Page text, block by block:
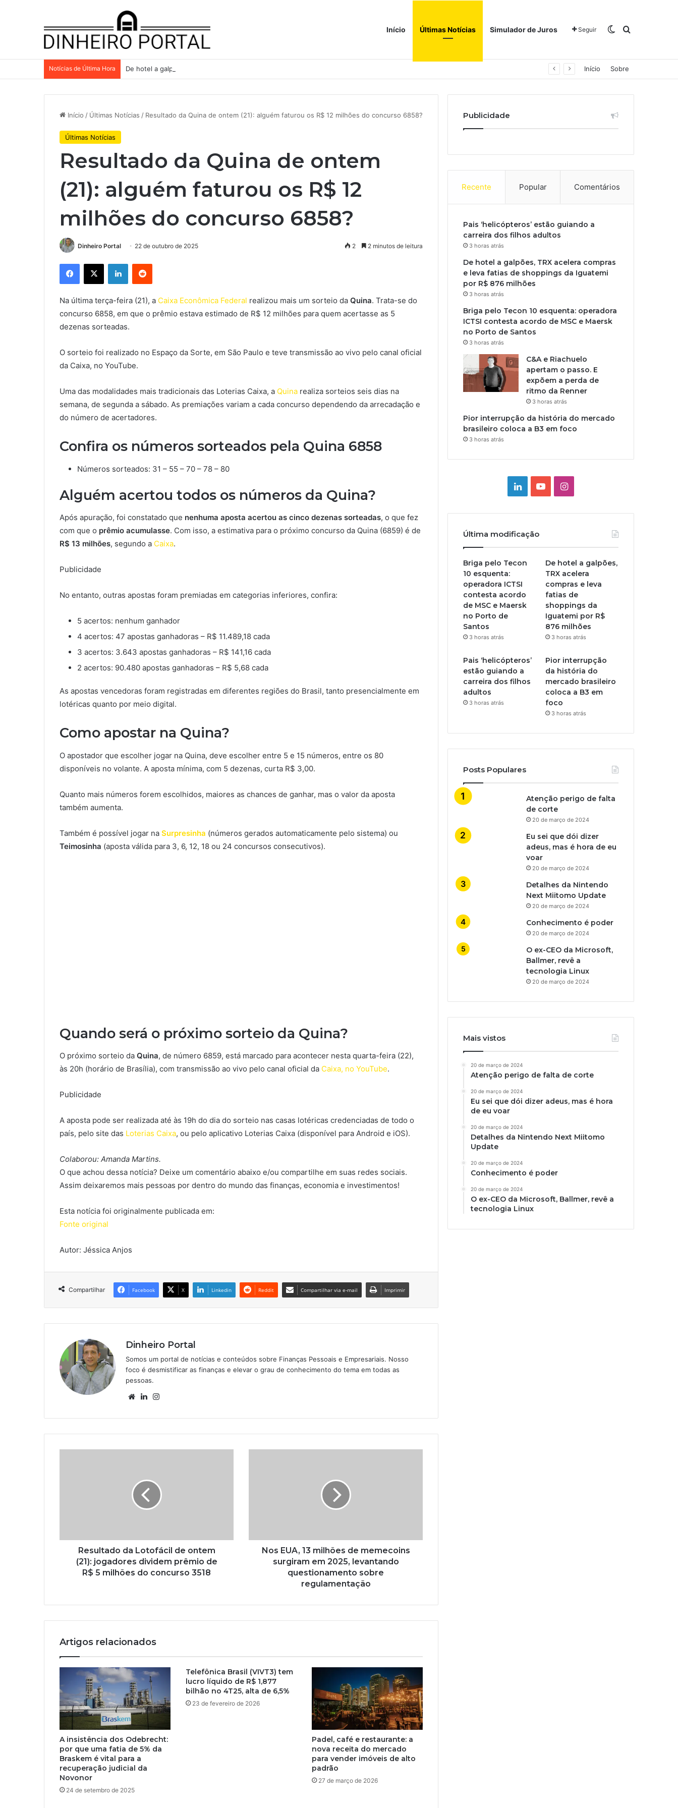
Início Últimas Notícias Simulador de Juros Seguir Switch skin
Procurar por
Notícias de Última Hora De hotel a galpões, TRX acelera compras e leva fatias de shoppings da Iguatemi por R$ 876 milhões Início Sobre
Início / Últimas Notícias / Resultado da Quina de ontem (21): alguém faturou os R$ 12 milhões do concurso 6858?
Últimas Notícias
Resultado da Quina de ontem
(21): alguém faturou os R$ 12
milhões do concurso 6858?
Dinheiro Portal 22 de outubro de 2025 2 2 minutos de leitura
Facebook
X LinkedinReddit
Na última terça-feira (21), a Caixa Econômica Federal realizou mais um sorteio da Quina. Trata-se do
concurso 6858, em que o prêmio estava estimado de R$ 12 milhões para quem acertasse as 5
dezenas sorteadas.
O sorteio foi realizado no Espaço da Sorte, em São Paulo e teve transmissão ao vivo pelo canal oficial
da Caixa, no YouTube.
Uma das modalidades mais tradicionais das Loterias Caixa, a Quina realiza sorteios seis dias na
semana, de segunda a sábado. As premiações variam a cada concurso dependendo da arrecadação e
do número de acertadores.
Confira os números sorteados pela Quina 6858
Números sorteados: 31 – 55 – 70 – 78 – 80
Alguém acertou todos os números da Quina?
Após apuração, foi constatado que nenhuma aposta acertou as cinco dezenas sorteadas, o que fez
com que o prêmio acumulasse. Com isso, a estimativa para o próximo concurso da Quina (6859) é de
R$ 13 milhões, segundo a Caixa.
Publicidade
No entanto, outras apostas foram premiadas em categorias inferiores, confira:
5 acertos: nenhum ganhador
4 acertos: 47 apostas ganhadoras – R$ 11.489,18 cada
3 acertos: 3.643 apostas ganhadoras – R$ 141,16 cada
2 acertos: 90.480 apostas ganhadoras – R$ 5,68 cada
As apostas vencedoras foram registradas em diferentes regiões do Brasil, tanto presencialmente em
lotéricas quanto por meio digital.
Como apostar na Quina?
O apostador que escolher jogar na Quina, deve escolher entre 5 e 15 números, entre os 80
disponíveis no volante. A aposta mínima, com 5 dezenas, curta R$ 3,00.
Quanto mais números forem escolhidos, maiores as chances de ganhar, mas o valor da aposta
também aumenta.
Também é possível jogar na Surpresinha (números gerados automaticamente pelo sistema) ou
Teimosinha (aposta válida para 3, 6, 12, 18 ou 24 concursos consecutivos).
Quando será o próximo sorteio da Quina?
O próximo sorteio da Quina, de número 6859, está marcado para acontecer nesta quarta-feira (22),
às 20h (horário de Brasília), com transmissão ao vivo pelo canal oficial da Caixa, no YouTube.
Publicidade
A aposta pode ser realizada até às 19h do dia do sorteio nas casas lotéricas credenciadas de todo o
país, pelo site das Loterias Caixa, ou pelo aplicativo Loterias Caixa (disponível para Android e iOS).
Colaborou: Amanda Martins.
O que achou dessa notícia? Deixe um comentário abaixo e/ou compartilhe em suas redes sociais.
Assim deixaremos mais pessoas por dentro do mundo das finanças, economia e investimentos!
Esta notícia foi originalmente publicada em:
Fonte original
Autor: Jéssica Anjos
Compartilhar Facebook X Linkedin Reddit Compartilhar via e-mail Imprimir
Dinheiro Portal
Somos um portal de notícias e conteúdos sobre Finanças Pessoais e Empresariais. Nosso
foco é desmistificar as finanças e elevar o grau de conhecimento do tema em todas as
pessoas.
WebsiteLinkedin
Resultado da Lotofácil de ontem
(21): jogadores dividem prêmio de
R$ 5 milhões do concurso 3518
Nos EUA, 13 milhões de memecoins
surgiram em 2025, levantando
questionamento sobre
regulamentação
Artigos relacionados
A insistência dos Odebrecht:
por que uma fatia de 5% da
Braskem é vital para a
recuperação judicial da
Novonor
24 de setembro de 2025
Telefônica Brasil (VIVT3) tem
lucro líquido de R$ 1,877
bilhão no 4T25, alta de 6,5%
23 de fevereiro de 2026
Padel, café e restaurante: a
nova receita do mercado
para vender imóveis de alto
padrão
27 de março de 2026
Publicidade
Recente Popular Comentários
Pais ‘helicópteros’ estão guiando a
carreira dos filhos adultos
3 horas atrás
De hotel a galpões, TRX acelera compras
e leva fatias de shoppings da Iguatemi
por R$ 876 milhões
3 horas atrás
Briga pelo Tecon 10 esquenta: operadora
ICTSI contesta acordo de MSC e Maersk
no Porto de Santos
3 horas atrás
C&A e Riachuelo
apertam o passo. E
expõem a perda de
ritmo da Renner
3 horas atrás
Pior interrupção da história do mercado
brasileiro coloca a B3 em foco
3 horas atrás
LinkedinYouTubeInstagram
Última modificação
Briga pelo Tecon
10 esquenta:
operadora ICTSI
contesta acordo
de MSC e Maersk
no Porto de
Santos
3 horas atrás
De hotel a galpões,
TRX acelera
compras e leva
fatias de
shoppings da
Iguatemi por R$
876 milhões
3 horas atrás
Pais ‘helicópteros’
estão guiando a
carreira dos filhos
adultos
3 horas atrás
Pior interrupção
da história do
mercado brasileiro
coloca a B3 em
foco
3 horas atrás
Posts Populares
Atenção perigo de falta
de corte
20 de março de 2024
Eu sei que dói dizer
adeus, mas é hora de eu
voar
20 de março de 2024
Detalhes da Nintendo
Next Miitomo Update
20 de março de 2024
Conhecimento é poder
20 de março de 2024
O ex-CEO da Microsoft,
Ballmer, revê a
tecnologia Linux
20 de março de 2024
Mais vistos
20 de março de 2024
Atenção perigo de falta de corte
20 de março de 2024
Eu sei que dói dizer adeus, mas é hora
de eu voar
20 de março de 2024
Detalhes da Nintendo Next Miitomo
Update
20 de março de 2024
Conhecimento é poder
20 de março de 2024
O ex-CEO da Microsoft, Ballmer, revê a
tecnologia Linux